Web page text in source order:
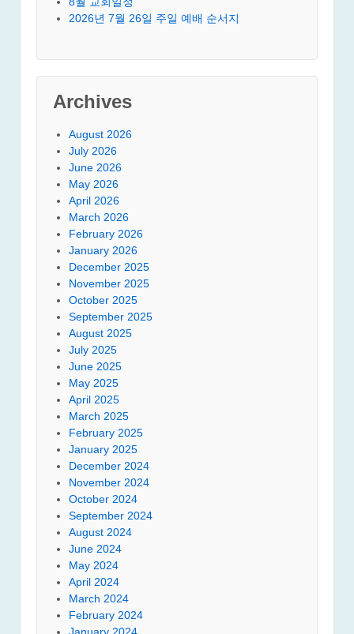
2026년 7월 26일 주일 예배 순서지
Archives
August 2026
July 2026
June 2026
May 2026
April 2026
March 2026
February 2026
January 2026
December 2025
November 2025
October 2025
September 2025
August 2025
July 2025
June 2025
May 2025
April 2025
March 2025
February 2025
January 2025
December 2024
November 2024
October 2024
September 2024
August 2024
June 2024
May 2024
April 2024
March 2024
February 2024
January 2024